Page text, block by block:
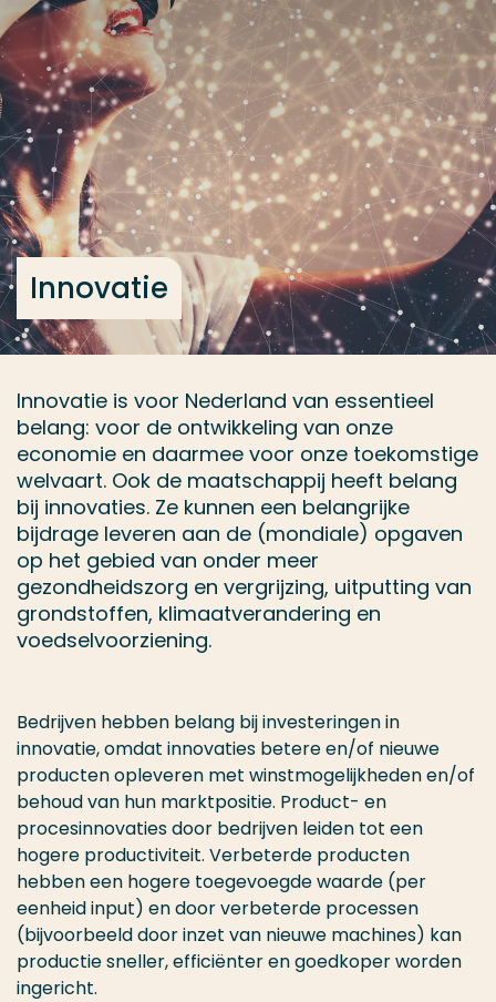
Ga direct naar de content
... > Onderwerp kiezen
Innovatie
Innovatie is voor Nederland van essentieel
belang: voor de ontwikkeling van onze
economie en daarmee voor onze toekomstige
welvaart. Ook de maatschappij heeft belang
bij innovaties. Ze kunnen een belangrijke
bijdrage leveren aan de (mondiale) opgaven
op het gebied van onder meer
gezondheidszorg en vergrijzing, uitputting van
grondstoffen, klimaatverandering en
voedselvoorziening.
Bedrijven hebben belang bij investeringen in
innovatie, omdat innovaties betere en/of nieuwe
producten opleveren met winstmogelijkheden en/of
behoud van hun marktpositie. Product- en
procesinnovaties door bedrijven leiden tot een
hogere productiviteit. Verbeterde producten
hebben een hogere toegevoegde waarde (per
eenheid input) en door verbeterde processen
(bijvoorbeeld door inzet van nieuwe machines) kan
productie sneller, efficiënter en goedkoper worden
ingericht.
Veel gezocht
Opleiding
Contact